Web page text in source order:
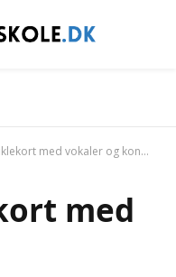
med vokaler og konsonanter
med